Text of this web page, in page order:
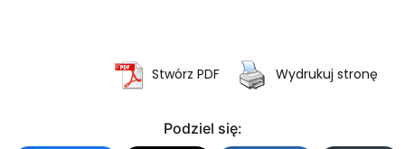
Stwórz PDF Wydrukuj stronę
Podziel się: